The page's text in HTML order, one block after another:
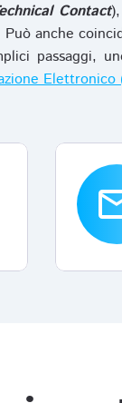
Contact
anche
passaggi,
Elettronico